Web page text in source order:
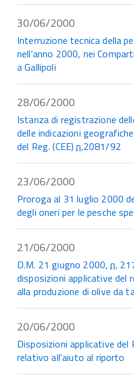
30/06/2000
Interruzione tecnica della
nell'anno 2000, nei
a Gallipoli
28/06/2000
Istanza di registrazione
delle indicazioni
del Reg. (CEE)n.2081/92
23/06/2000
Proroga al 31 luglio 2000
degli oneri per le pesche
21/06/2000
D.M. 21 giugno 2000,n.
disposizioni applicative del
alla produzione di olive da
20/06/2000
Disposizioni applicative del
relativo all'aiuto al riporto